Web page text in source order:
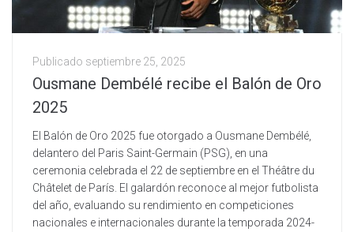
Publicado septiembre 25, 2025
Ousmane Dembélé recibe el Balón de Oro
2025
El Balón de Oro 2025 fue otorgado a Ousmane Dembélé,
delantero del Paris Saint-Germain (PSG), en una
ceremonia celebrada el 22 de septiembre en el Théâtre du
Châtelet de París. El galardón reconoce al mejor futbolista
del año, evaluando su rendimiento en competiciones
nacionales e internacionales durante la temporada 2024-